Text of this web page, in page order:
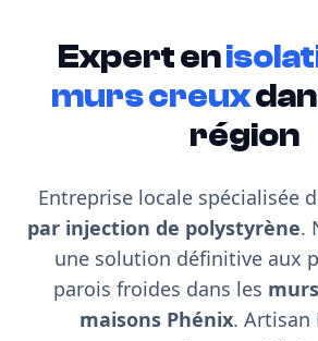
Expert en
murs creux
région
Entreprise locale spécialisée
par injection de polystyrène.
une solution définitive aux
parois froides dans les
maisons Phénix. Artisan